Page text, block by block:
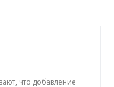
что добавление